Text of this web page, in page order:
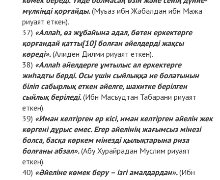
мүлкіңді қорғайды.(Муъаз ибн Жәбәлдан ибн Мажа
риуаят еткен).
«Аллаһ, өз жұбайына адал, бөтен еркектерге
қорғандай қатты[10]болған әйелдерді жақсы
көреді».(Алиден Дилми риуаят еткен).
«Аллаһ әйелдерге ұмтылыс ал еркектерге
жиһадты берді. Осы үшін сыйлыққа ие болатынын
біліп сабырлық еткен әйелге, шахитке берілген
сыйлық беріледі.(Ибн Масъудтан Табарани риуаят
еткен).
«Иман келтірген ер кісі, иман келтірген әйелін жек
көргені дұрыс емес. Егер әйелінің жағымсыз мінезі
болса, басқа көркем мінезді қылықтарына риза
болғаны абзал».(Абу Хурайрадан Муслим риуаят
еткен).
«Әйеліне көмек беру – ізгі амалдардан».(Ибн